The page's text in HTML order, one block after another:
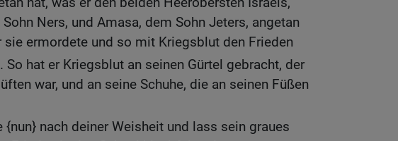
Sohn Ners, und Amasa, dem Sohn Jeters, angetan
sie ermordete und so mit Kriegsblut den Frieden
. So hat er Kriegsblut an seinen Gürtel gebracht, der
war, und an seine Schuhe, die an seinen Füßen
{nun} nach deiner Weisheit und lass sein graues